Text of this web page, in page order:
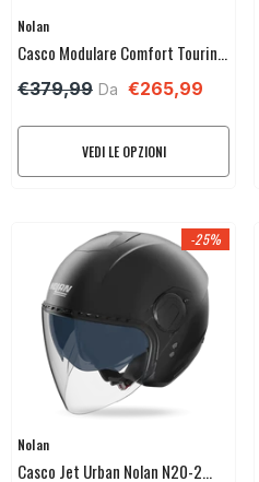
Venditore:
Nolan
Casco Modulare Comfort Touring
Nolan N120-1
€379,99 Da €265,99
VEDI LE OPZIONI
-25%
Venditore:
Nolan
Casco Jet Urban Nolan N20-2